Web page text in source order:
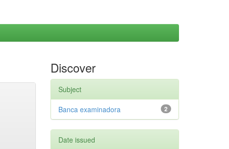
Discover
Subject
2
Banca examinadora
Date issued